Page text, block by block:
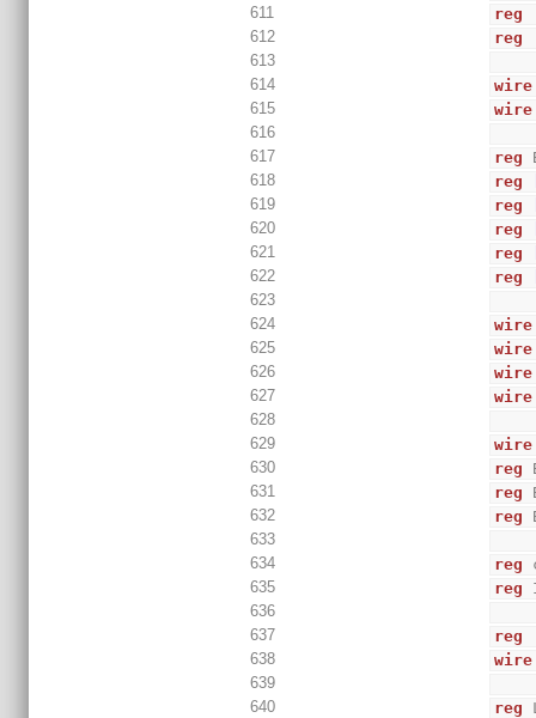
611
reg
612
reg
613
614
wire
615
wire
616
617
reg
618
reg
619
reg
620
reg
621
reg
622
reg
623
624
wire
625
wire
626
wire
627
wire
628
629
wire
630
reg
631
reg
632
reg
633
634
reg
635
reg
636
637
reg
638
wire
639
640
reg